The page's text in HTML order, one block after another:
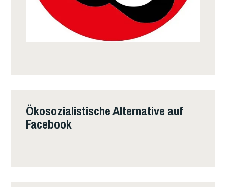
Ökosozialistische Alternative auf
Facebook